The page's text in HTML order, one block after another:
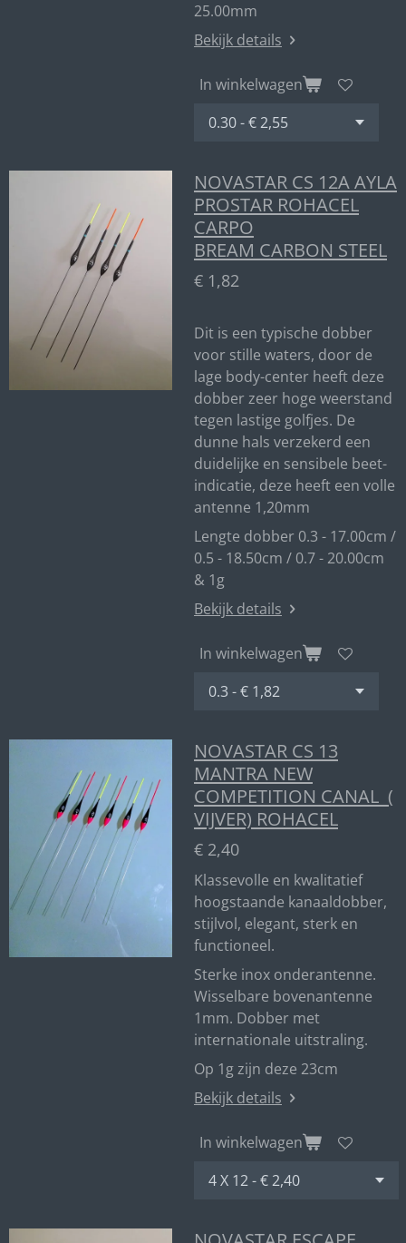
25.00mm
Bekijk details
In winkelwagen
NOVASTAR CS 12A AYLA
PROSTAR ROHACEL
CARPO
BREAM CARBON STEEL
€ 1,82
Dit is een typische dobber
voor stille waters, door de
lage body-center heeft deze
dobber zeer hoge weerstand
tegen lastige golfjes. De
dunne hals verzekerd een
duidelijke en sensibele beet-
indicatie, deze heeft een volle
antenne 1,20mm
Lengte dobber 0.3 - 17.00cm /
0.5 - 18.50cm / 0.7 - 20.00cm
& 1g
Bekijk details
In winkelwagen
NOVASTAR CS 13
MANTRA NEW
COMPETITION CANAL (
VIJVER) ROHACEL
€ 2,40
Klassevolle en kwalitatief
hoogstaande kanaaldobber,
stijlvol, elegant, sterk en
functioneel.
Sterke inox onderantenne.
Wisselbare bovenantenne
1mm. Dobber met
internationale uitstraling.
Op 1g zijn deze 23cm
Bekijk details
In winkelwagen